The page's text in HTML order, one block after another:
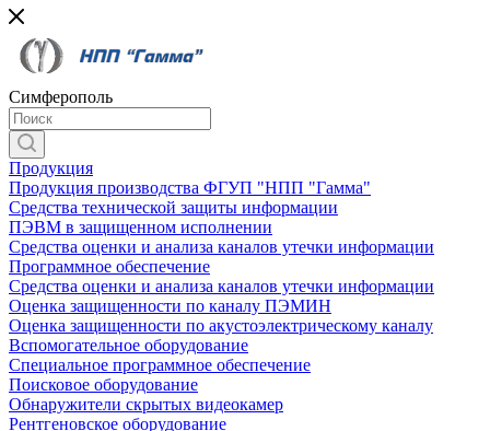
Симферополь
Продукция
Продукция производства ФГУП "НПП "Гамма"
Средства технической защиты информации
ПЭВМ в защищенном исполнении
Средства оценки и анализа каналов утечки информации
Программное обеспечение
Средства оценки и анализа каналов утечки информации
Оценка защищенности по каналу ПЭМИН
Оценка защищенности по акустоэлектрическому каналу
Вспомогательное оборудование
Специальное программное обеспечение
Поисковое оборудование
Обнаружители скрытых видеокамер
Рентгеновское оборудование